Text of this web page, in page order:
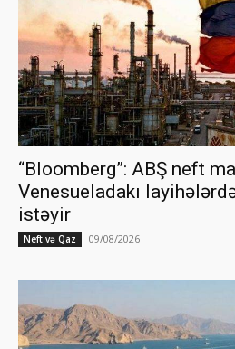
“Bloomberg”: ABŞ neft
Venesueladakı
istəyir
Neft və Qaz 09/08/2026